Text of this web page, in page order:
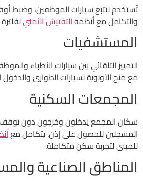
تُستخدم لتتبع سيارات الموظفين، وضبط
والتكامل مع أنظمةالتفتيش الأمني
المستشفيات
التمييز التلقائي بين سيارات الأطباء
مع منح الأولوية لسيارات الطوارئ والدخول
المجمعات السكنية
سكان المجمع يدخلون وخرجون دون توقف،
المسجلين للحصول على إذن. يتكامل مع
للمبنى لتجربة سكن متكاملة.
المناطق الصناعية